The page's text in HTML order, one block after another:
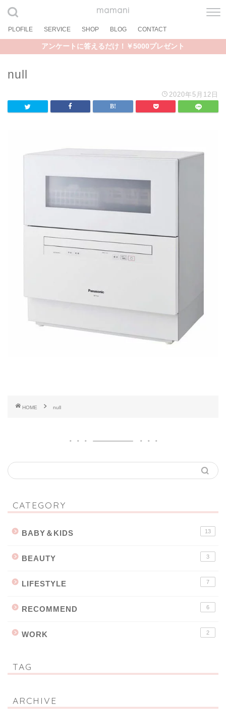
mamani
PLOFILE SERVICE SHOP BLOG CONTACT
アンケートに答えるだけ！￥5000プレゼント
null
2020年5月12日
HOME null
CATEGORY
BABY＆KIDS 13
BEAUTY 3
LIFESTYLE 7
RECOMMEND 6
WORK 2
TAG
ARCHIVE